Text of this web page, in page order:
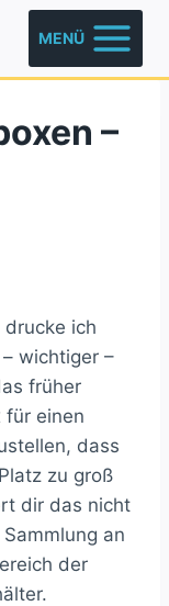
MENÜ
–
ich
wichtiger –
früher
für einen
dass
zu groß
dir das nicht
an
der